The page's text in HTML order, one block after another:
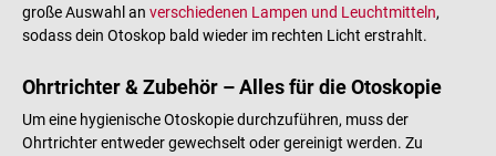
große Auswahl an verschiedenen Lampen und Leuchtmitteln,
sodass dein Otoskop bald wieder im rechten Licht erstrahlt.
Ohrtrichter & Zubehör – Alles für die Otoskopie
Um eine hygienische Otoskopie durchzuführen, muss der
Ohrtrichter entweder gewechselt oder gereinigt werden. Zu